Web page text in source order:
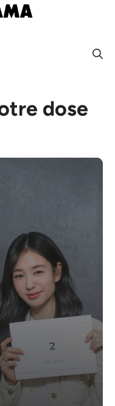
dose